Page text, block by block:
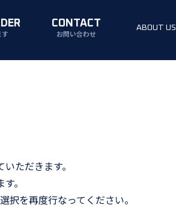
CONTACT
お問い合わせ
ABOUT US
ただきます。
。
を再度行なってください。